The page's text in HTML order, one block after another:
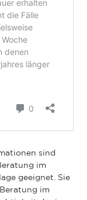
sind
im
geeignet. Sie
im